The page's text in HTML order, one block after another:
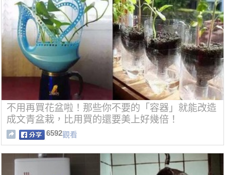
不用再買花盆啦！那些你不要的「容器」就能改造
成文青盆栽，比用買的還要美上好幾倍！
6592觀看